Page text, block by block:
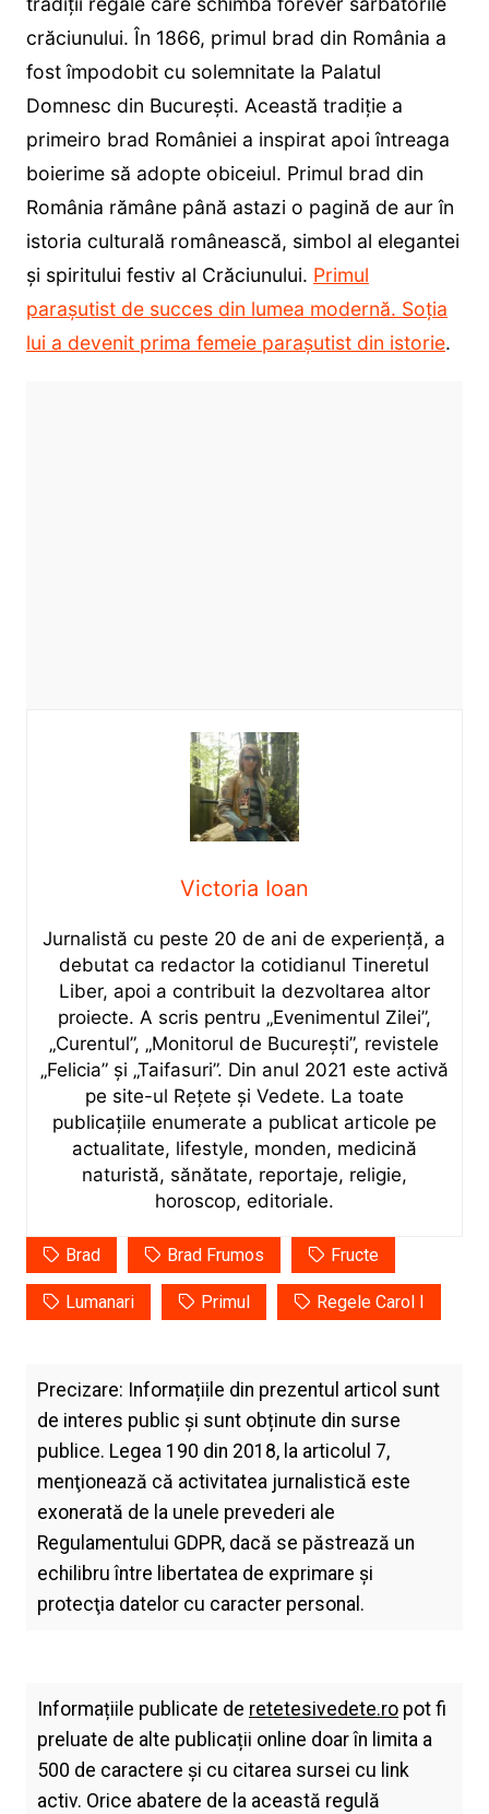
crăciunului. În 1866, primul brad din România a
fost împodobit cu solemnitate la Palatul
Domnesc din București. Această tradiție a
primeiro brad României a inspirat apoi întreaga
boierime să adopte obiceiul. Primul brad din
România rămâne până astazi o pagină de aur în
istoria culturală românească, simbol al elegantei
și spiritului festiv al Crăciunului. Primul
parașutist de succes din lumea modernă. Soția
lui a devenit prima femeie parașutist din istorie.
Victoria Ioan
Jurnalistă cu peste 20 de ani de experiență, a
debutat ca redactor la cotidianul Tineretul
Liber, apoi a contribuit la dezvoltarea altor
proiecte. A scris pentru „Evenimentul Zilei”,
„Curentul”, „Monitorul de București”, revistele
„Felicia” și „Taifasuri”. Din anul 2021 este activă
pe site-ul Rețete și Vedete. La toate
publicațiile enumerate a publicat articole pe
actualitate, lifestyle, monden, medicină
naturistă, sănătate, reportaje, religie,
horoscop, editoriale.
Brad Brad Frumos Fructe
Lumanari Primul Regele Carol I
Precizare: Informațiile din prezentul articol sunt
de interes public și sunt obținute din surse
publice. Legea 190 din 2018, la articolul 7,
menţionează că activitatea jurnalistică este
exonerată de la unele prevederi ale
Regulamentului GDPR, dacă se păstrează un
echilibru între libertatea de exprimare şi
protecţia datelor cu caracter personal.
Informațiile publicate de retetesivedete.ropot fi
preluate de alte publicații online doar în limita a
500 de caractere și cu citarea sursei cu link
activ. Orice abatere de la această regulă